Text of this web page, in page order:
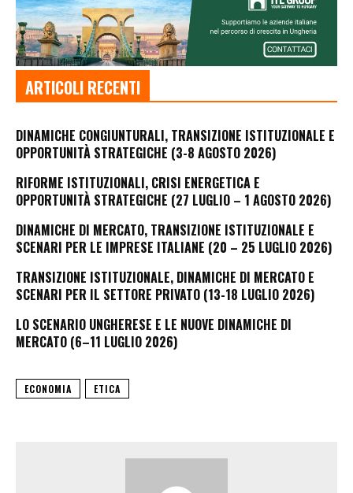
ARTICOLI RECENTI
DINAMICHE CONGIUNTURALI, TRANSIZIONE ISTITUZIONALE E
OPPORTUNITÀ STRATEGICHE (3-8 AGOSTO 2026)
RIFORME ISTITUZIONALI, CRISI ENERGETICA E
OPPORTUNITÀ STRATEGICHE (27 LUGLIO – 1 AGOSTO 2026)
DINAMICHE DI MERCATO, TRANSIZIONE ISTITUZIONALE E
SCENARI PER LE IMPRESE ITALIANE (20 – 25 LUGLIO 2026)
TRANSIZIONE ISTITUZIONALE, DINAMICHE DI MERCATO E
SCENARI PER IL SETTORE PRIVATO (13-18 LUGLIO 2026)
LO SCENARIO UNGHERESE E LE NUOVE DINAMICHE DI
MERCATO (6–11 LUGLIO 2026)
ECONOMIA ETICA